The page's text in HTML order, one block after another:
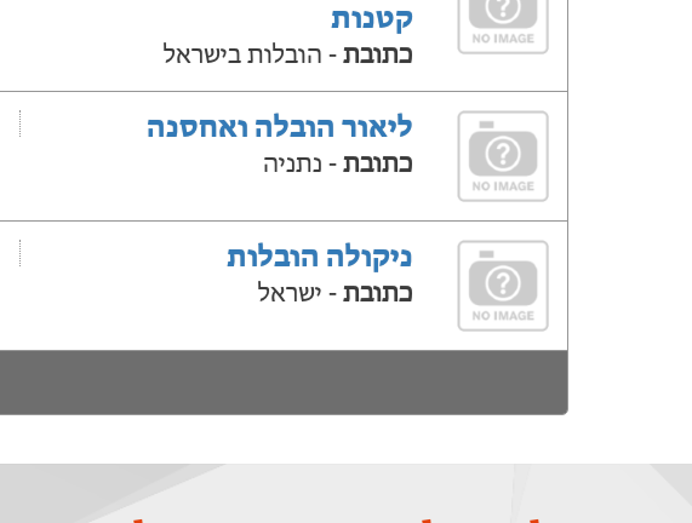
קטנות
כתובת - הובלות בישראל
ליאור הובלה ואחסנה
כתובת - נתניה
ניקולה הובלות
כתובת - ישראל